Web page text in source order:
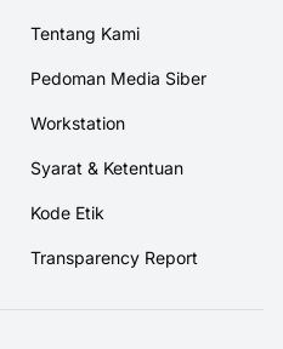
Tentang Kami
Pedoman Media Siber
Workstation
Syarat & Ketentuan
Kode Etik
Transparency Report